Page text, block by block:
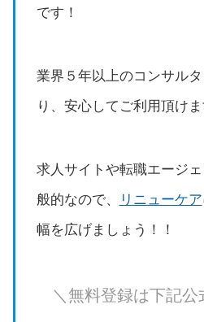
です！
業界５年以上のコンサル
り、安心してご利用頂けま
求人サイトや転職エージ
般的なので、
リニューケア
幅を広げましょう！！
＼無料登録は下記公